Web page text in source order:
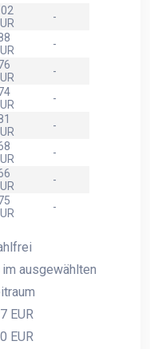
-
-
-
-
-
-
-
-
ausgewählten
EUR
EUR